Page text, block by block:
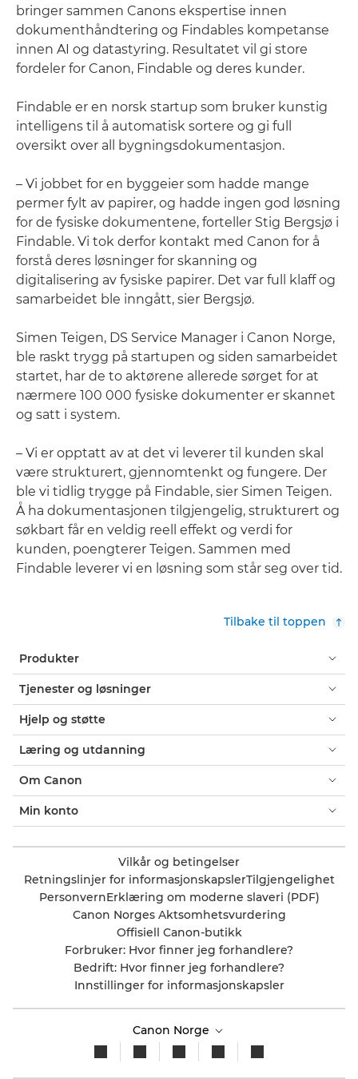
bringer sammen Canons ekspertise innen
dokumenthåndtering og Findables kompetanse
innen AI og datastyring. Resultatet vil gi store
fordeler for Canon, Findable og deres kunder.
Findable er en norsk startup som bruker kunstig
intelligens til å automatisk sortere og gi full
oversikt over all bygningsdokumentasjon.
– Vi jobbet for en byggeier som hadde mange
permer fylt av papirer, og hadde ingen god løsning
for de fysiske dokumentene, forteller Stig Bergsjø i
Findable. Vi tok derfor kontakt med Canon for å
forstå deres løsninger for skanning og
digitalisering av fysiske papirer. Det var full klaff og
samarbeidet ble inngått, sier Bergsjø.
Simen Teigen, DS Service Manager i Canon Norge,
ble raskt trygg på startupen og siden samarbeidet
startet, har de to aktørene allerede sørget for at
nærmere 100 000 fysiske dokumenter er skannet
og satt i system.
– Vi er opptatt av at det vi leverer til kunden skal
være strukturert, gjennomtenkt og fungere. Der
ble vi tidlig trygge på Findable, sier Simen Teigen.
Å ha dokumentasjonen tilgjengelig, strukturert og
søkbart får en veldig reell effekt og verdi for
kunden, poengterer Teigen. Sammen med
Findable leverer vi en løsning som står seg over tid.
Tilbake til toppen
Produkter
Tjenester og løsninger
Hjelp og støtte
Læring og utdanning
Om Canon
Min konto
Vilkår og betingelser
Retningslinjer for informasjonskapslerTilgjengelighet
PersonvernErklæring om moderne slaveri (PDF)
Canon Norges Aktsomhetsvurdering
Offisiell Canon-butikk
Forbruker: Hvor finner jeg forhandlere?
Bedrift: Hvor finner jeg forhandlere?
Innstillinger for informasjonskapsler
Canon Norge